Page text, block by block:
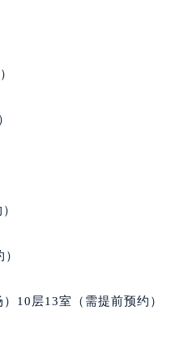
预约）
前预约）
提前预约）
中心（需提前预约）
预约）
约）
提前预约）
预约）
10层13室（需提前预约）